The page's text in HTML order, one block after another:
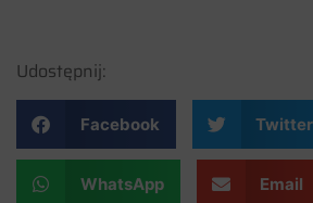
Udostępnij:
Facebook Twitter
WhatsApp Email